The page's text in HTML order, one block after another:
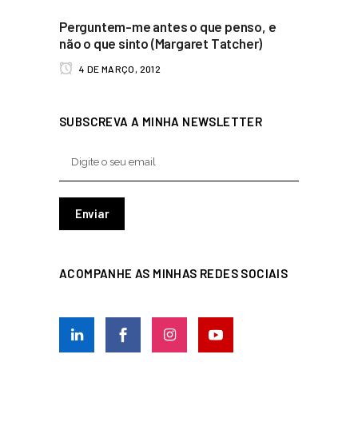
Perguntem-me antes o que penso, e
não o que sinto (Margaret Tatcher)
4 DE MARÇO, 2012
SUBSCREVA A MINHA NEWSLETTER
ACOMPANHE AS MINHAS REDES SOCIAIS